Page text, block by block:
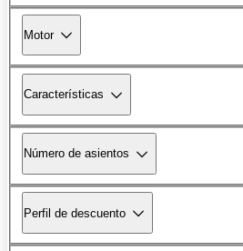
Motor
Características
Número de asientos
Perfil de descuento